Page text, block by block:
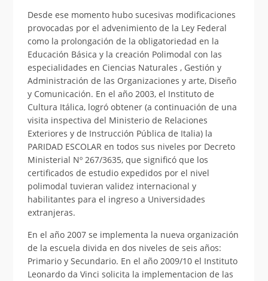
Desde ese momento hubo sucesivas modificaciones
provocadas por el advenimiento de la Ley Federal
como la prolongación de la obligatoriedad en la
Educación Básica y la creación Polimodal con las
especialidades en Ciencias Naturales , Gestión y
Administración de las Organizaciones y arte, Diseño
y Comunicación. En el año 2003, el Instituto de
Cultura Itálica, logró obtener (a continuación de una
visita inspectiva del Ministerio de Relaciones
Exteriores y de Instrucción Pública de Italia) la
PARIDAD ESCOLAR en todos sus niveles por Decreto
Ministerial Nº 267/3635, que significó que los
certificados de estudio expedidos por el nivel
polimodal tuvieran validez internacional y
habilitantes para el ingreso a Universidades
extranjeras.
En el año 2007 se implementa la nueva organización
de la escuela divida en dos niveles de seis años:
Primario y Secundario. En el año 2009/10 el Instituto
Leonardo da Vinci solicita la implementacion de las